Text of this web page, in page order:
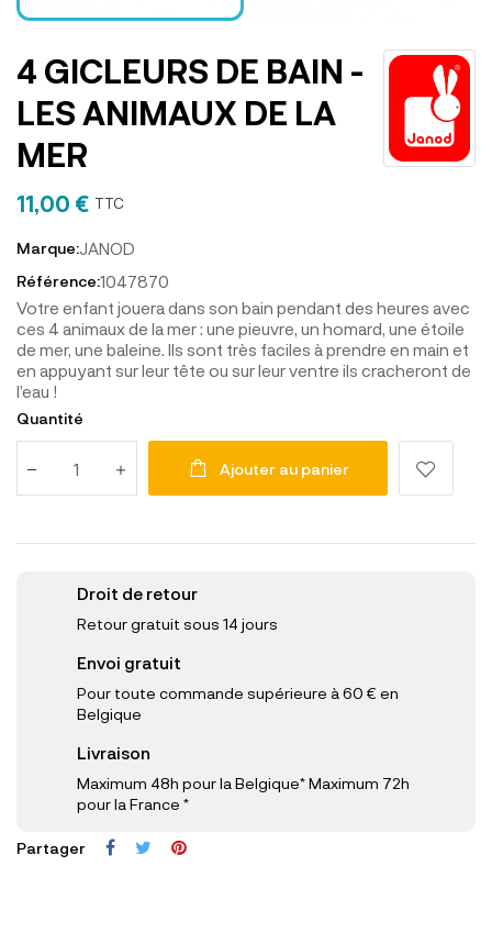
4 GICLEURS DE BAIN -
LES ANIMAUX DE LA
MER
11,00 € TTC
Marque:JANOD
Référence:1047870
Votre enfant jouera dans son bain pendant des heures avec
ces 4 animaux de la mer : une pieuvre, un homard, une étoile
de mer, une baleine. Ils sont très faciles à prendre en main et
en appuyant sur leur tête ou sur leur ventre ils cracheront de
l’eau !
Quantité
Ajouter au panier
Droit de retour
Retour gratuit sous 14 jours
Envoi gratuit
Pour toute commande supérieure à 60 € en
Belgique
Livraison
Maximum 48h pour la Belgique* Maximum 72h
pour la France *
Partager